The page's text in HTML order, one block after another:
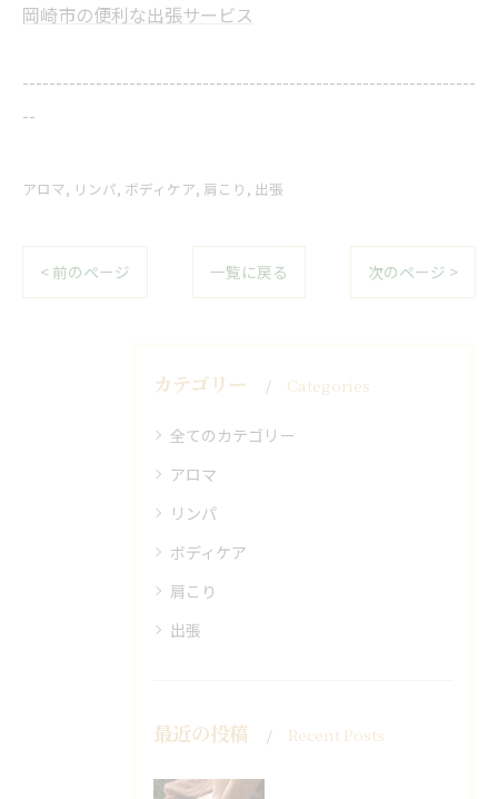
岡崎市の便利な出張サービス
--------------------------------------------------------------------
--
アロマ リンパ ボディケア 肩こり 出張
< 前のページ 一覧に戻る 次のページ >
カテゴリー Categories
全てのカテゴリー
アロマ
リンパ
ボディケア
肩こり
出張
最近の投稿 Recent Posts